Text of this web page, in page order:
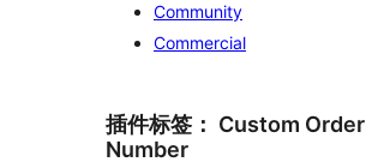
Community
Commercial
插件标签： Custom Order
Number